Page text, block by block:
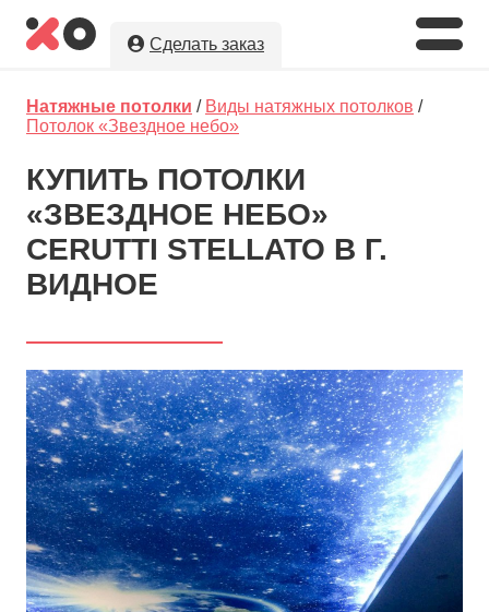
Сделать заказ
мы предложим Вамлучшую цену
натяжные потолки в г. Видное!
Оставляя заявку, Вы даете разрешение на
обработку и хранение Ваших персональных данных.
Вы сохраните полную анонимность до выбора
исполнителя.
5
10 м ≈4070руб.
Ориентировочная площадь Вашего потолка
Натяжные потолки / Виды натяжных потолков /
Потолок «Звездное небо»
КУПИТЬ ПОТОЛКИ
«ЗВЕЗДНОЕ НЕБО»
CERUTTI STELLATO В Г.
ВИДНОЕ